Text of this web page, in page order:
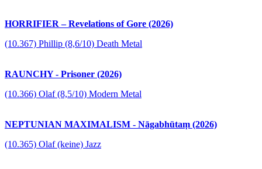
HORRIFIER – Revelations of Gore (2026)
(10.367) Phillip (8,6/10) Death Metal
RAUNCHY - Prisoner (2026)
(10.366) Olaf (8,5/10) Modern Metal
NEPTUNIAN MAXIMALISM - Nāgabhūtaṃ (2026)
(10.365) Olaf (keine) Jazz